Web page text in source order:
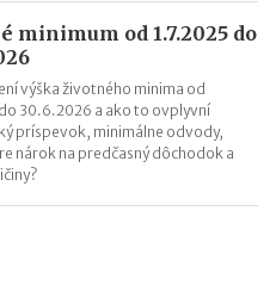
minimum od 1.7.2025 do
výška životného minima od
30.6.2026 a ako to ovplyvní
príspevok, minimálne odvody,
nárok na predčasný dôchodok a